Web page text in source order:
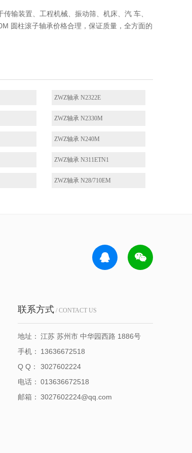
输装置、工程机械、振动筛、机床、汽 车、
圆柱滚子轴承价格合理，保证质量，全方面的
ZWZ轴承 N2322E
ZWZ轴承 N2330M
ZWZ轴承 N240M
ZWZ轴承 N311ETN1
ZWZ轴承 N28/710EM
联系方式/ CONTACT US
地址： 江苏 苏州市 中华园西路 1886号
手机：
13636672518
Q Q：
3027602224
电话： 013636672518
邮箱： 3027602224@qq.com